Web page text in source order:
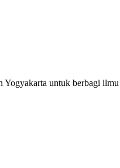
untuk berbagi